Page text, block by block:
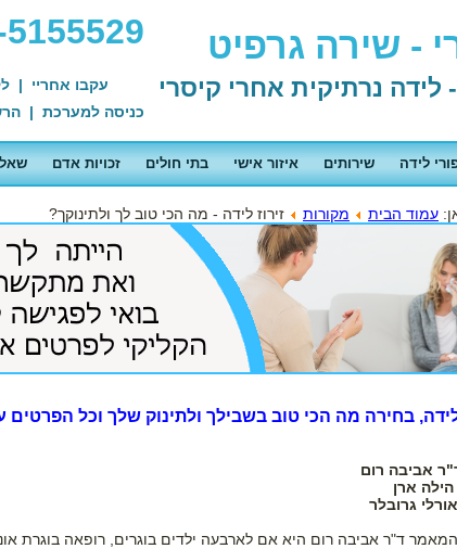
- שירה גרפיט
עקבו אחריי |
כניסה למערכת |
לידה שירותים איזור אישי בתי חולים זכויות אדם
עמוד הבית מקורות זירוז לידה - מה הכי טוב לך ולתינוקך?
לידה, בחירה מה הכי טוב בשבילך ולתינוק שלך וכל
אביבה רום
ארן
גרובלר
ד"ר אביבה רום היא אם לארבעה ילדים בוגרים, רופאה בוגרת